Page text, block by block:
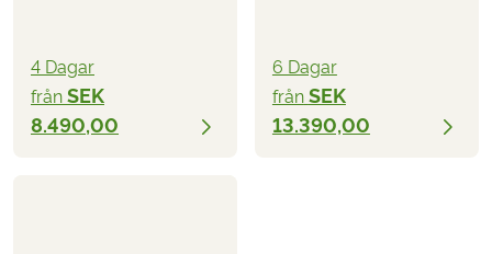
4 Dagar
från SEK
8.490,00
6 Dagar
från SEK
13.390,00